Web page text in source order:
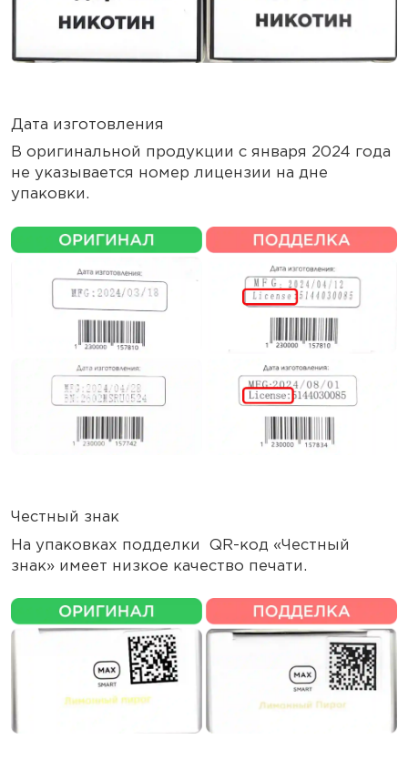
Дата изготовления
В оригинальной продукции с января 2024 года
не указывается номер лицензии на дне
упаковки.
Честный знак
На упаковках подделки QR-код «Честный
знак» имеет низкое качество печати.